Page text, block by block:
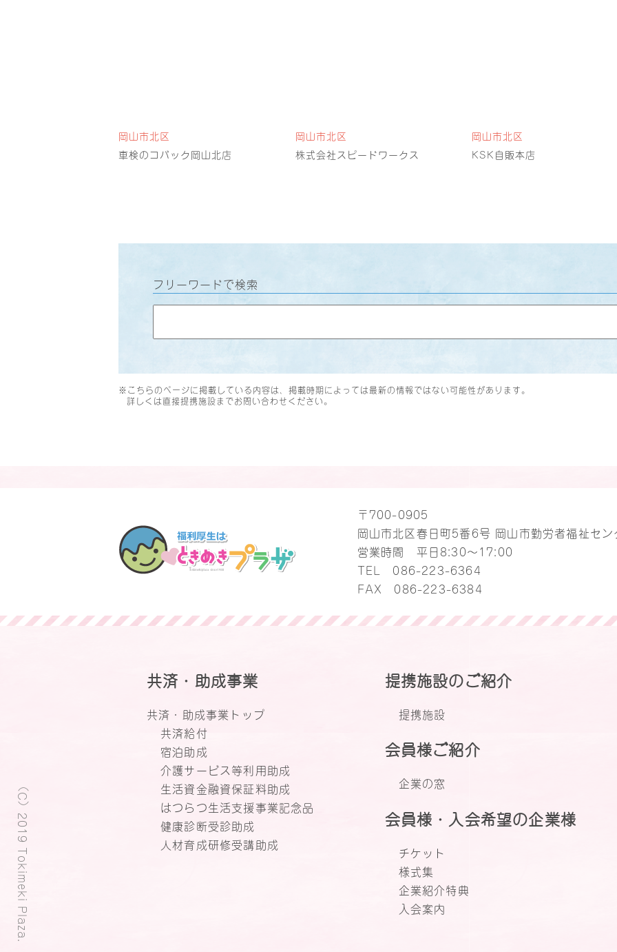
岡山市北区
車検のコバック岡山北店
岡山市北区
株式会社スピードワークス
岡山市北区
KSK自販本店
フリーワードで検索
※こちらのページに掲載している内容は、掲載時期によっては最新の情報ではない可能性があります。
詳しくは直接提携施設までお問い合わせください。
〒700-0905
岡山市北区春日町5番6号 岡山市勤労者福祉セ
営業時間 平日8:30～17:00
TEL 086-223-6364
FAX 086-223-6384
共済・助成事業
共済・助成事業トップ
共済給付
宿泊助成
介護サービス等利用助成
生活資金融資保証料助成
はつらつ生活支援事業記念品
健康診断受診助成
人材育成研修受講助成
提携施設のご紹介
提携施設
会員様ご紹介
企業の窓
会員様・入会希望の企業様
チケット
様式集
企業紹介特典
入会案内
（C）2019 Tokimeki Plaza.